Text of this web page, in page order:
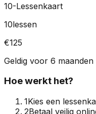
10-Lessenkaart
10lessen
€125
Geldig voor 6 maanden
Hoe werkt het?
1Kies een
2Betaal veilig